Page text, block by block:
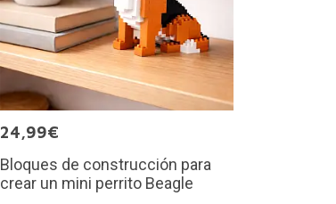
24,99€
Bloques de construcción para
crear un mini perrito Beagle